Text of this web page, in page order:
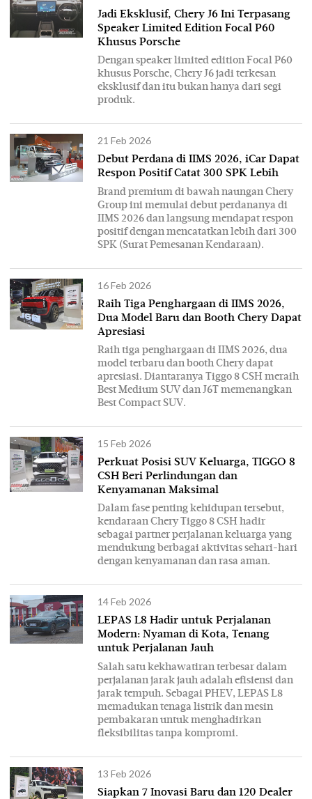
Jadi Eksklusif, Chery J6 Ini Terpasang
Speaker Limited Edition Focal P60
Khusus Porsche
Dengan speaker limited edition Focal P60
khusus Porsche, Chery J6 jadi terkesan
eksklusif dan itu bukan hanya dari segi
produk.
21 Feb 2026
Debut Perdana di IIMS 2026, iCar Dapat
Respon Positif Catat 300 SPK Lebih
Brand premium di bawah naungan Chery
Group ini memulai debut perdananya di
IIMS 2026 dan langsung mendapat respon
positif dengan mencatatkan lebih dari 300
SPK (Surat Pemesanan Kendaraan).
16 Feb 2026
Raih Tiga Penghargaan di IIMS 2026,
Dua Model Baru dan Booth Chery Dapat
Apresiasi
Raih tiga penghargaan di IIMS 2026, dua
model terbaru dan booth Chery dapat
apresiasi. Diantaranya Tiggo 8 CSH meraih
Best Medium SUV dan J6T memenangkan
Best Compact SUV.
15 Feb 2026
Perkuat Posisi SUV Keluarga, TIGGO 8
CSH Beri Perlindungan dan
Kenyamanan Maksimal
Dalam fase penting kehidupan tersebut,
kendaraan Chery Tiggo 8 CSH hadir
sebagai partner perjalanan keluarga yang
mendukung berbagai aktivitas sehari-hari
dengan kenyamanan dan rasa aman.
14 Feb 2026
LEPAS L8 Hadir untuk Perjalanan
Modern: Nyaman di Kota, Tenang
untuk Perjalanan Jauh
Salah satu kekhawatiran terbesar dalam
perjalanan jarak jauh adalah efisiensi dan
jarak tempuh. Sebagai PHEV, LEPAS L8
memadukan tenaga listrik dan mesin
pembakaran untuk menghadirkan
fleksibilitas tanpa kompromi.
13 Feb 2026
Siapkan 7 Inovasi Baru dan 120 Dealer